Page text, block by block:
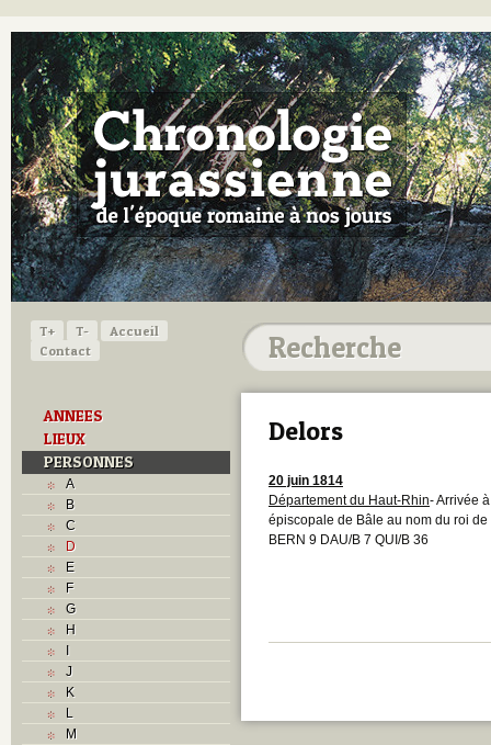
T+ T-
Accueil
Contact
ANNEES
LIEUX
PERSONNES
A
B
C
D
E
F
G
H
I
J
K
L
M
Delors
20 juin 1814
Département du Haut-Rhin- Arrivée
épiscopale de Bâle au nom du roi de
BERN 9 DAU/B 7 QUI/B 36